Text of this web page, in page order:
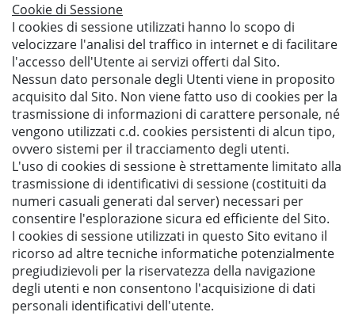
Cookie di Sessione
I cookies di sessione utilizzati hanno lo scopo di
velocizzare l'analisi del traffico in internet e di facilitare
l'accesso dell'Utente ai servizi offerti dal Sito.
Nessun dato personale degli Utenti viene in proposito
acquisito dal Sito. Non viene fatto uso di cookies per la
trasmissione di informazioni di carattere personale, né
vengono utilizzati c.d. cookies persistenti di alcun tipo,
ovvero sistemi per il tracciamento degli utenti.
L'uso di cookies di sessione è strettamente limitato alla
trasmissione di identificativi di sessione (costituiti da
numeri casuali generati dal server) necessari per
consentire l'esplorazione sicura ed efficiente del Sito.
I cookies di sessione utilizzati in questo Sito evitano il
ricorso ad altre tecniche informatiche potenzialmente
pregiudizievoli per la riservatezza della navigazione
degli utenti e non consentono l'acquisizione di dati
personali identificativi dell'utente.